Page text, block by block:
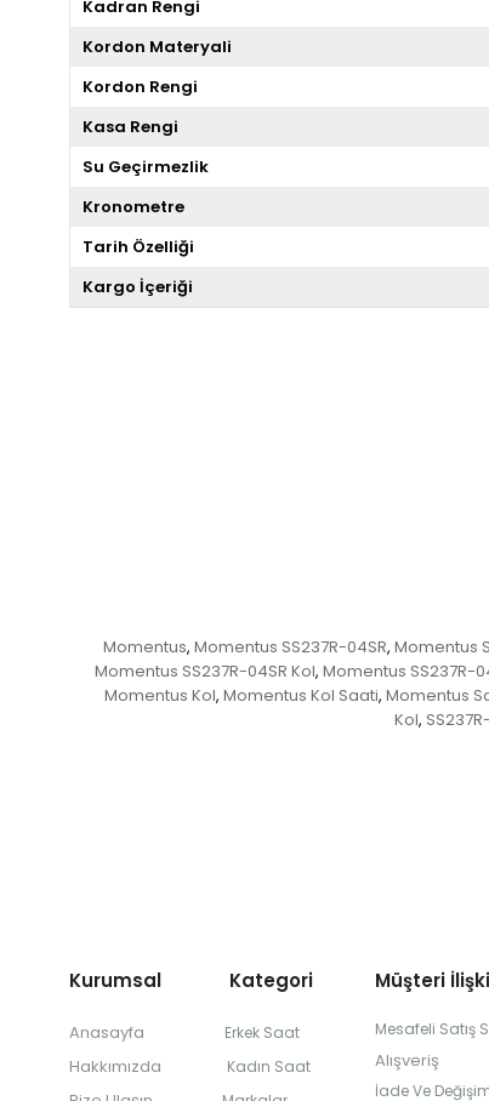
Kadran Rengi
Kordon Materyali
Kordon Rengi
Kasa Rengi
Su Geçirmezlik
Kronometre
Tarih Özelliği
Kargo İçeriği
Momentus, Momentus SS237R-04SR, Momentus
Momentus SS237R-04SR Kol, Momentus SS237R-
Momentus Kol, Momentus Kol Saati, Momentus
Kol,
Kurumsal Kategori
Anasayfa Erkek Saat
Hakkımızda Kadın Saat
Müşteri
Mesafeli Satış
Alışveriş
İade Ve